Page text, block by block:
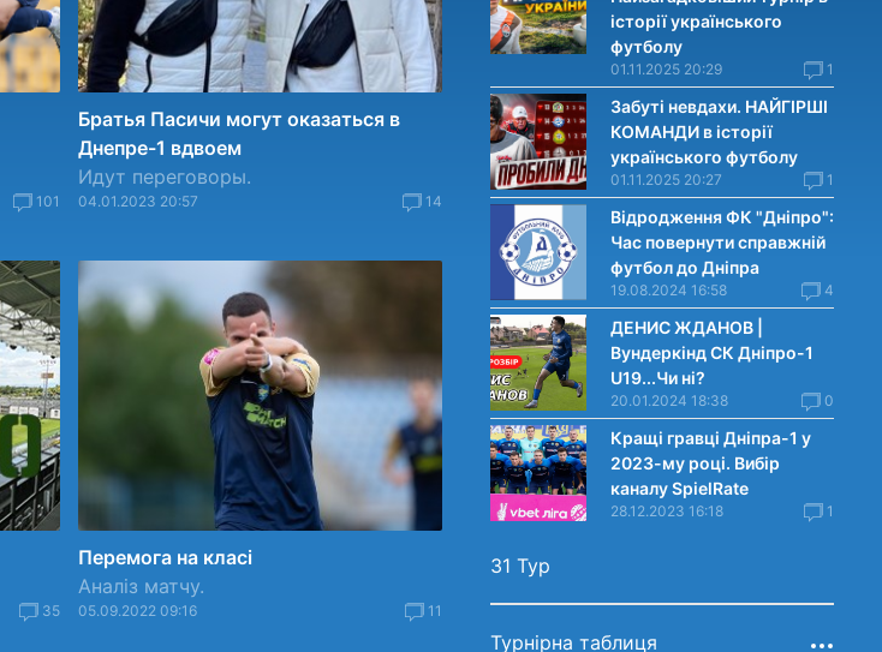
101
Братья Пасичи могут оказаться в
Днепре-1 вдвоем
Идут переговоры.
04.01.2023 20:57 14
35
Перемога на класі
Аналіз матчу.
05.09.2022 09:16 11
історії українського
футболу
01.11.2025 20:29 1
Забуті невдахи. НАЙГІРШІ
КОМАНДИ в історії
українського футболу
01.11.2025 20:27 1
Відродження ФК "Дніпро":
Час повернути справжній
футбол до Дніпра
19.08.2024 16:58 4
ДЕНИС ЖДАНОВ |
Вундеркінд СК Дніпро-1
U19...Чи нi?
20.01.2024 18:38 0
Кращі гравці Дніпра-1 у
2023-му році. Вибiр
каналу SpielRate
28.12.2023 16:18 1
31 Тур
Турнірна таблиця